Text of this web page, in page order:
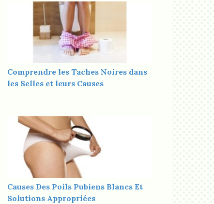
Comprendre les Taches Noires dans
les Selles et leurs Causes
Causes Des Poils Pubiens Blancs Et
Solutions Appropriées